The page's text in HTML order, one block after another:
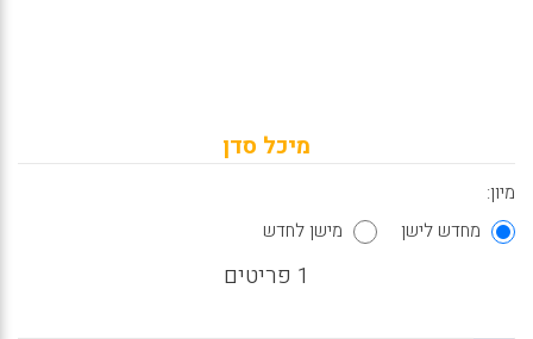
מיכל סדן
מיון:
מחדש לישן
מישן לחדש
1 פריטים